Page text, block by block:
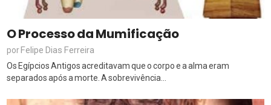
O Processo da Mumificação
porFelipe Dias Ferreira
Os Egípcios Antigos acreditavam que o corpo e a alma eram
separados após a morte. A sobrevivência...